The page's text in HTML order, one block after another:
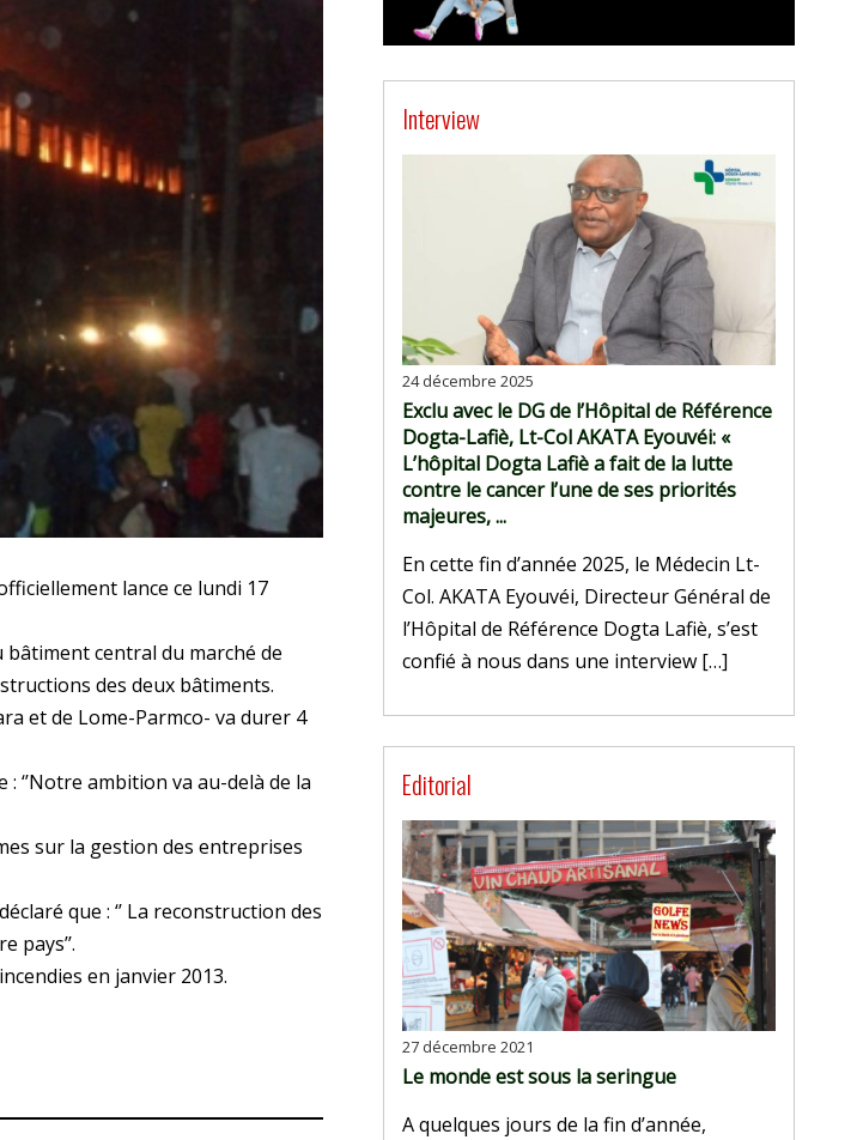
lance ce lundi 17
central du marché de
des deux bâtiments.
et de Lome-Parmco- va durer 4
‘’Notre ambition va au-delà de la
sur la gestion des entreprises
que : ‘’ La reconstruction des
pays’’.
en janvier 2013.
Interview
24 décembre 2025
Exclu avec le DG de l’Hôpital de Référence
Dogta-Lafiè, Lt-Col AKATA Eyouvéi: «
L’hôpital Dogta Lafiè a fait de la lutte
contre le cancer l’une de ses priorités
majeures, ...
En cette fin d’année 2025, le Médecin Lt-
Col. AKATA Eyouvéi, Directeur Général de
l’Hôpital de Référence Dogta Lafiè, s’est
confié à nous dans une interview […]
Editorial
27 décembre 2021
Le monde est sous la seringue
A quelques jours de la fin d’année,